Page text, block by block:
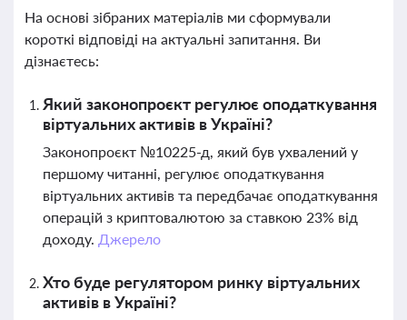
На основі зібраних матеріалів ми сформували
короткі відповіді на актуальні запитання. Ви
дізнаєтесь:
Який законопроєкт регулює оподаткування
віртуальних активів в Україні?
Законопроєкт №10225-д, який був ухвалений у
першому читанні, регулює оподаткування
віртуальних активів та передбачає оподаткування
операцій з криптовалютою за ставкою 23% від
доходу. Джерело
Хто буде регулятором ринку віртуальних
активів в Україні?